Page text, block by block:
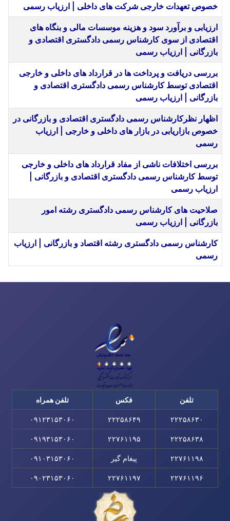
خصوص تعهدات خارجی شرکت های داخلی | ارزیاب رسمی
ارزیابی و برآورد سود و هزینه موسسات مالی و بنگاه های
اقتصادی از سوی کارشناس رسمی دادگستری اقتصادی و
بازرگانی | ارزیاب رسمی
بررسی دریافت و پرداخت ها در قرارداد های داخلی و خارجی
اقتصادی توسط کارشناس رسمی دادگستری اقتصادی و
بازرگانی | ارزیاب رسمی
اظهار نظرکارشناس رسمی دادگستری اقتصادی و بازرگانی در
خصوص بازاریابی در بازار های داخلی و خارجی | ارزیاب
رسمی
بررسی اختلافات ناشی از مفاد قرارداد های داخلی و خارجی
توسط کارشناس رسمی دادگستری اقتصادی و بازرگانی |
ارزیاب رسمی
صلاحیت های کارشناس رسمی دادگستری رشته امور
بازرگانی | ارزیاب رسمی
کارشناس رسمی دادگستری رشته اقتصاد و بازرگانی | ارزیاب
رسمی
تلفن فکس تلفن همراه
۲۲۲۵۸۶۳۰ ۲۲۲۵۸۶۴۹ ۰۹۱۲۳۱۵۳۰۶۰
۲۲۲۵۸۶۳۸ ۲۲۷۶۱۱۹۵ ۰۹۱۹۳۱۵۳۰۶۰
۲۲۷۶۱۱۹۸ پیغام گیر ۰۹۱۰۳۱۵۳۰۶۰
۲۲۷۶۱۱۹۶ ۲۲۷۶۱۱۹۷ ۰۹۰۲۳۱۵۳۰۶۰